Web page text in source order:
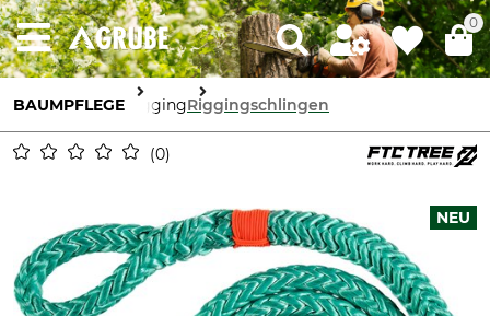
0
BAUMPFLEGE RiggingRiggingschlingen
0
NEU